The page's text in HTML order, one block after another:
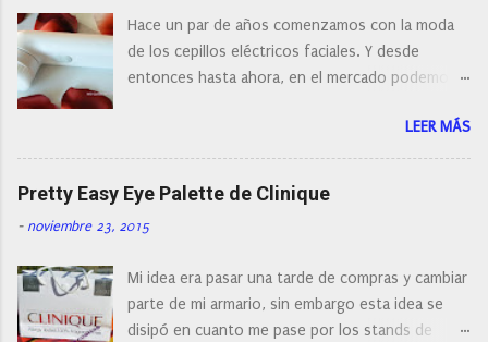
o
m
e
n
t
a
o
Hace un par de años comenzamos con la moda
de los cepillos eléctricos faciales. Y desde
entonces hasta ahora, en el mercado podemos
con diferentes características, a pilas, a batería,
cepillos de rotación o de oscilación... y
naturalmente de todos los precios. Existe en la
actualidad tal variedad, que antes de hacer la
compra debemos de hacernos unas preguntas:
post os voy a dar mi opinión de porque elegí mi
cepillo facial de Clinique
LEER MÁS
Pretty Easy Eye Palette de Clinique
- noviembre 23, 2015
Mi idea era pasar una tarde de compras y cambiar
parte de mi armario, sin embargo esta idea se
disipó en cuanto me pase por los stands de